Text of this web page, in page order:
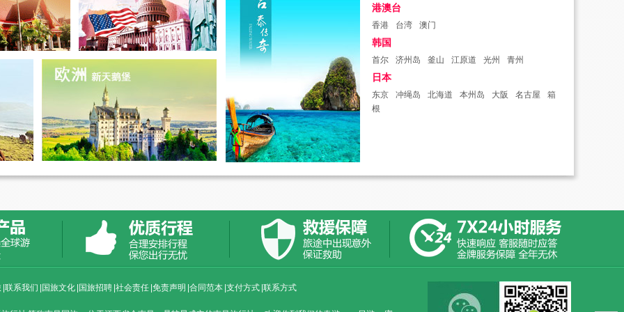
港澳台
香港 台湾 澳门
韩国
首尔 济州岛 釜山 江原道 光州 青州
日本
东京 冲绳岛 北海道 本州岛 大阪 名古屋
箱
根
联系我们 国旅文化 国旅招聘 社会责任 免责声明 合同范本 支付方式 联系方式